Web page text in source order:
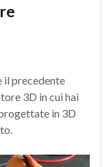
precedente
3D in cui hai
in 3D